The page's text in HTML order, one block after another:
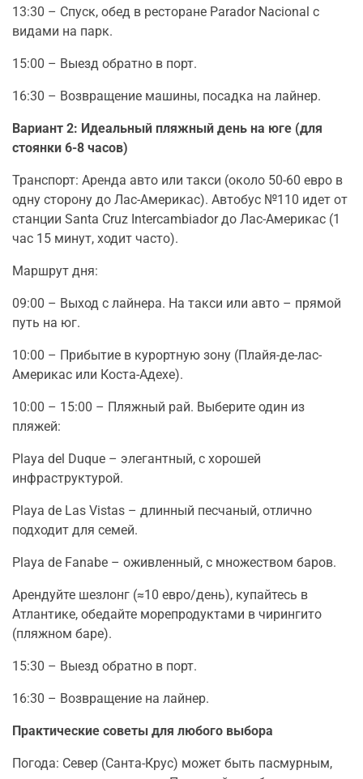
13:30 – Спуск, обед в ресторане Parador Nacional с
видами на парк.
15:00 – Выезд обратно в порт.
16:30 – Возвращение машины, посадка на лайнер.
Вариант 2: Идеальный пляжный день на юге (для
стоянки 6-8 часов)
Транспорт: Аренда авто или такси (около 50-60 евро в
одну сторону до Лас-Америкас). Автобус №110 идет от
станции Santa Cruz Intercambiador до Лас-Америкас (1
час 15 минут, ходит часто).
Маршрут дня:
09:00 – Выход с лайнера. На такси или авто – прямой
путь на юг.
10:00 – Прибытие в курортную зону (Плайя-де-лас-
Америкас или Коста-Адехе).
10:00 – 15:00 – Пляжный рай. Выберите один из
пляжей:
Playa del Duque – элегантный, с хорошей
инфраструктурой.
Playa de Las Vistas – длинный песчаный, отлично
подходит для семей.
Playa de Fanabe – оживленный, с множеством баров.
Арендуйте шезлонг (≈10 евро/день), купайтесь в
Атлантике, обедайте морепродуктами в чирингито
(пляжном баре).
15:30 – Выезд обратно в порт.
16:30 – Возвращение на лайнер.
Практические советы для любого выбора
Погода: Север (Санта-Крус) может быть пасмурным,